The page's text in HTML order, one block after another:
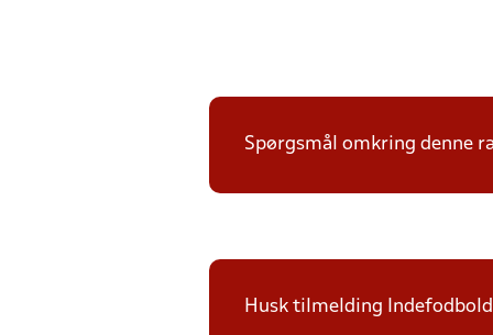
Spørgsmål omkring denne
Husk tilmelding